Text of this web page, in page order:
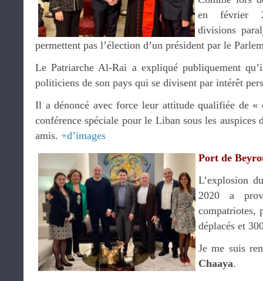
en février
divisions
permettent pas l’élection d’un président par le
Le Patriarche Al-Rai a expliqué publiquement
politiciens de son pays qui se divisent par intérêt
Il a dénoncé avec force leur attitude qualifiée de
conférence spéciale pour le Liban sous les auspices
amis. +d’images
Port de
L’explosion
2020 a
compatriotes,
déplacés et
Je me suis
Chaaya.